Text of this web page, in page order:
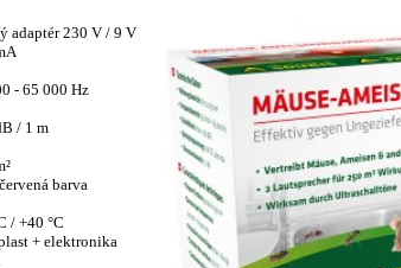
adaptér 230 V / 9 V
- 65 000 Hz
/ 1 m
²
barva
/ +40 °C
+ elektronika